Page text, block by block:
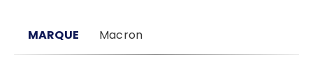
MARQUE Macron